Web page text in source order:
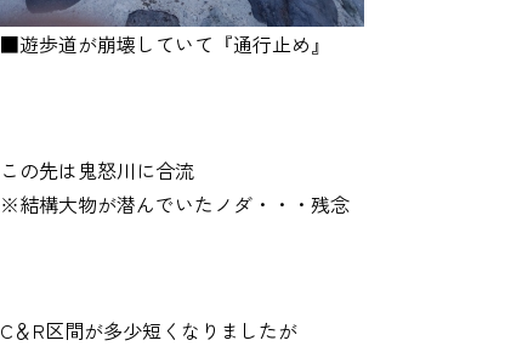
■遊歩道が崩壊していて『通行止め』
この先は鬼怒川に合流
※結構大物が潜んでいたノダ・・・残念
C＆R区間が多少短くなりましたが